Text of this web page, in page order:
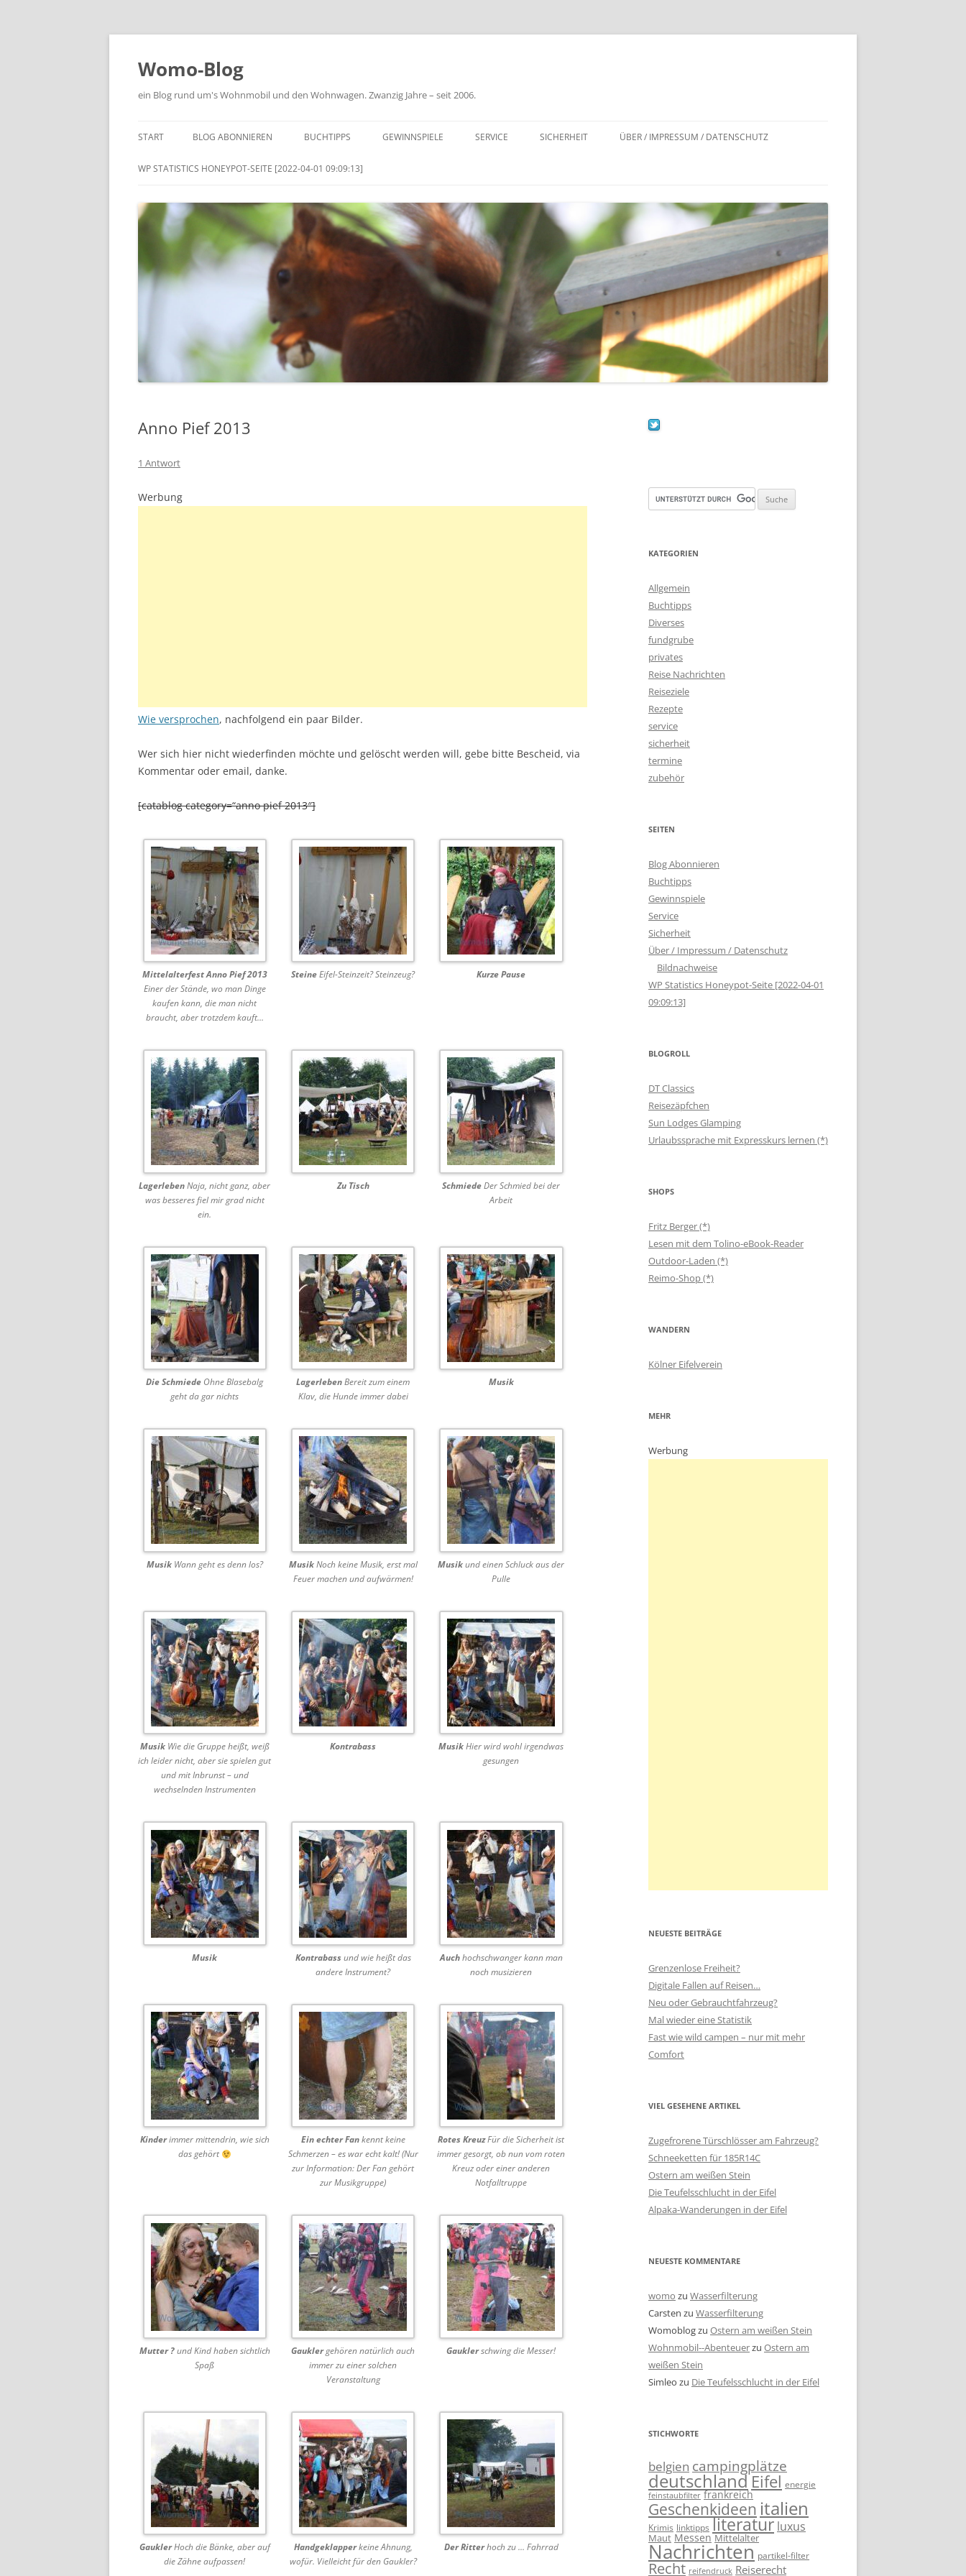
Zum
Womo-Blog
ein Blog rund um's Wohnmobil und den Wohnwagen. Zwanzig Jahre – seit 2006.
START BLOG ABONNIEREN BUCHTIPPS GEWINNSPIELE SERVICE SICHERHEIT ÜBER / IMPRESSUM / DATENSCHUTZ
WP STATISTICS HONEYPOT-SEITE [2022-04-01 09:09:13]
Anno Pief 2013
1 Antwort
Werbung
Wie versprochen, nachfolgend ein paar Bilder.
Wer sich hier nicht wiederfinden möchte und gelöscht werden will, gebe bitte Bescheid, via
Kommentar oder email, danke.
[catablog category=“anno pief 2013″]
Mittelalterfest Anno Pief 2013
Einer der Stände, wo man Dinge
kaufen kann, die man nicht
braucht, aber trotzdem kauft…
SteineEifel-Steinzeit? Steinzeug? Kurze Pause
LagerlebenNaja, nicht ganz, aber
was besseres fiel mir grad nicht
ein.
Zu Tisch SchmiedeDer Schmied bei der
Arbeit
Die Schmiede Ohne Blasebalg
geht da gar nichts
LagerlebenBereit zum einem
Klav, die Hunde immer dabei
Musik
MusikWann geht es denn los? MusikNoch keine Musik, erst mal
Feuer machen und aufwärmen!
Musikund einen Schluck aus der
Pulle
MusikWie die Gruppe heißt, weiß
ich leider nicht, aber sie spielen gut
und mit Inbrunst – und
wechselnden Instrumenten
Kontrabass MusikHier wird wohl irgendwas
gesungen
Musik Kontrabassund wie heißt das
andere Instrument?
Auchhochschwanger kann man
noch musizieren
Kinderimmer mittendrin, wie sich
das gehört
Ein echter Fankennt keine
Schmerzen – es war echt kalt! (Nur
zur Information: Der Fan gehört
zur Musikgruppe)
Rotes KreuzFür die Sicherheit ist
immer gesorgt, ob nun vom roten
Kreuz oder einer anderen
Notfalltruppe
Mutter ?und Kind haben sichtlich
Spaß
Gauklergehören natürlich auch
immer zu einer solchen
Veranstaltung
Gauklerschwing die Messer!
GauklerHoch die Bänke, aber auf
die Zähne aufpassen!
Handgeklapperkeine Ahnung,
wofür. Vielleicht für den Gaukler?
Der Ritterhoch zu … Fahrrad
KATEGORIEN
Allgemein
Buchtipps
Diverses
fundgrube
privates
Reise Nachrichten
Reiseziele
Rezepte
service
sicherheit
termine
zubehör
SEITEN
Blog Abonnieren
Buchtipps
Gewinnspiele
Service
Sicherheit
Über / Impressum / Datenschutz
Bildnachweise
WP Statistics Honeypot-Seite [2022-04-01
09:09:13]
BLOGROLL
DT Classics
Reisezäpfchen
Sun Lodges Glamping
Urlaubssprache mit Expresskurs lernen (*)
SHOPS
Fritz Berger (*)
Lesen mit dem Tolino-eBook-Reader
Outdoor-Laden (*)
Reimo-Shop (*)
WANDERN
Kölner Eifelverein
MEHR
Werbung
NEUESTE BEITRÄGE
Grenzenlose Freiheit?
Digitale Fallen auf Reisen…
Neu oder Gebrauchtfahrzeug?
Mal wieder eine Statistik
Fast wie wild campen – nur mit mehr
Comfort
VIEL GESEHENE ARTIKEL
Zugefrorene Türschlösser am Fahrzeug?
Schneeketten für 185R14C
Ostern am weißen Stein
Die Teufelsschlucht in der Eifel
Alpaka-Wanderungen in der Eifel
NEUESTE KOMMENTARE
womo zu Wasserfilterung
Carsten zu Wasserfilterung
Womoblogzu Ostern am weißen Stein
Wohnmobil--Abenteuerzu Ostern am
weißen Stein
Simleo zu Die Teufelsschlucht in der Eifel
STICHWORTE
belgien campingplätze
deutschland Eifel energie
feinstaubfilter frankreich
Geschenkideen italien
Krimis linktipps literatur luxus
Maut Messen Mittelalter
Nachrichten partikel-filter
Recht reifendruck Reiserecht